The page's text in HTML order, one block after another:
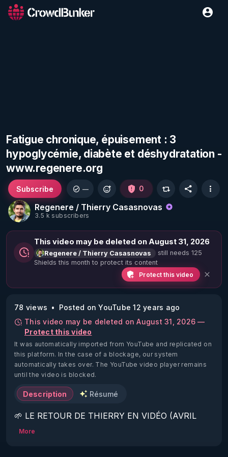
Fatigue chronique, épuisement : 3
hypoglycémie, diabète et déshydratation -
www.regenere.org
Regenere / Thierry Casasnovas
3.5 k subscribers
Subscribe — 0
This video may be deleted on August 31, 2026
Regenere / Thierry Casasnovas
still needs 125
Shields this month to protect its content
Protect this video
78 views
Posted on YouTube 12 years ago
This video may be deleted on August 31, 2026 —
Protect this video
It was automatically imported from YouTube and replicated on
this platform. In the case of a blockage, our system
automatically takes over. The YouTube video player remains
until the video is blocked.
Description Résumé
🌱 LE RETOUR DE THIERRY EN VIDÉO (AVRIL
2022)!
More